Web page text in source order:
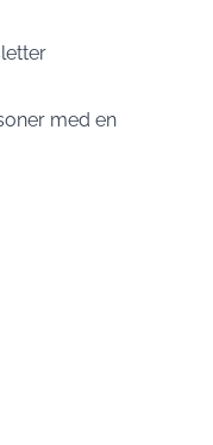
med en